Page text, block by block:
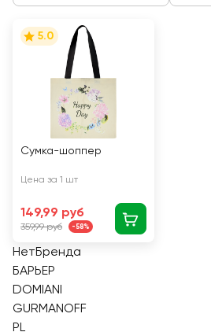
5.0
Сумка-шоппер
Цена за 1 шт
149,99 руб
359,99 руб -58%
НетБренда
БАРЬЕР
DOMIANI
GURMANOFF
PL